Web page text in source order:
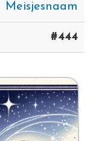
Meisjesnaam
#444